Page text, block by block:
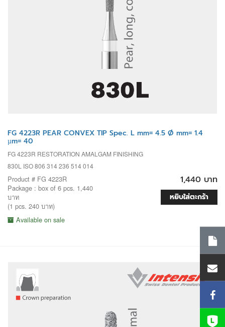
FG 4223R PEAR CONVEX TIP Spec. L mm= 4.5 Ø mm= 1.4
µm= 40
FG 4223R RESTORATION AMALGAM FINISHING
830L ISO 806 314 236 514 014
Product # FG 4223R
Package : box of 6 pcs. 1,440
บาท
(1 pcs. 240 บาท)
Available on sale
1,440 บาท
หยิบใส่ตะกร้า